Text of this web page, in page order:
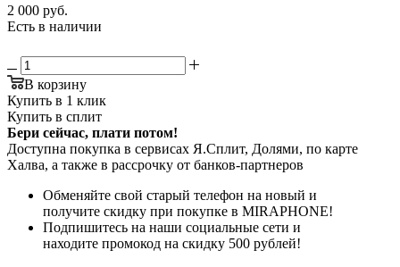
2 000 руб.
Есть в наличии
В корзину
Купить в 1 клик
Купить в сплит
Бери сейчас, плати потом!
Доступна покупка в сервисах Я.Сплит, Долями, по карте
Халва, а также в рассрочку от банков-партнеров
Обменяйте свой старый телефон на новый и
получите скидку при покупке в MIRAPHONE!
Подпишитесь на наши социальные сети и
находите промокод на скидку 500 рублей!